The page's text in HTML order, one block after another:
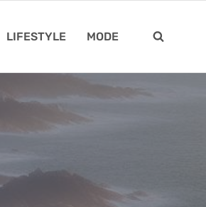
LIFESTYLE MODE